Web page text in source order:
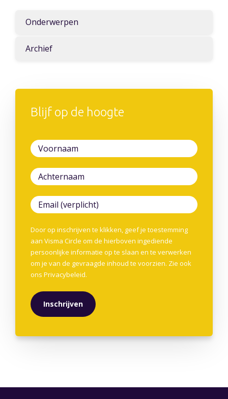
Onderwerpen
Archief
Blijf op de hoogte
Door op inschrijven te klikken, geef je toestemming
aan Visma Circle om de hierboven ingediende
persoonlijke informatie op te slaan en te verwerken
om je van de gevraagde inhoud te voorzien. Zie ook
ons Privacybeleid.